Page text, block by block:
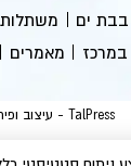
ים
מאמרים
TalPress - עיצוב ופיתוח אתרים בוורדפרס